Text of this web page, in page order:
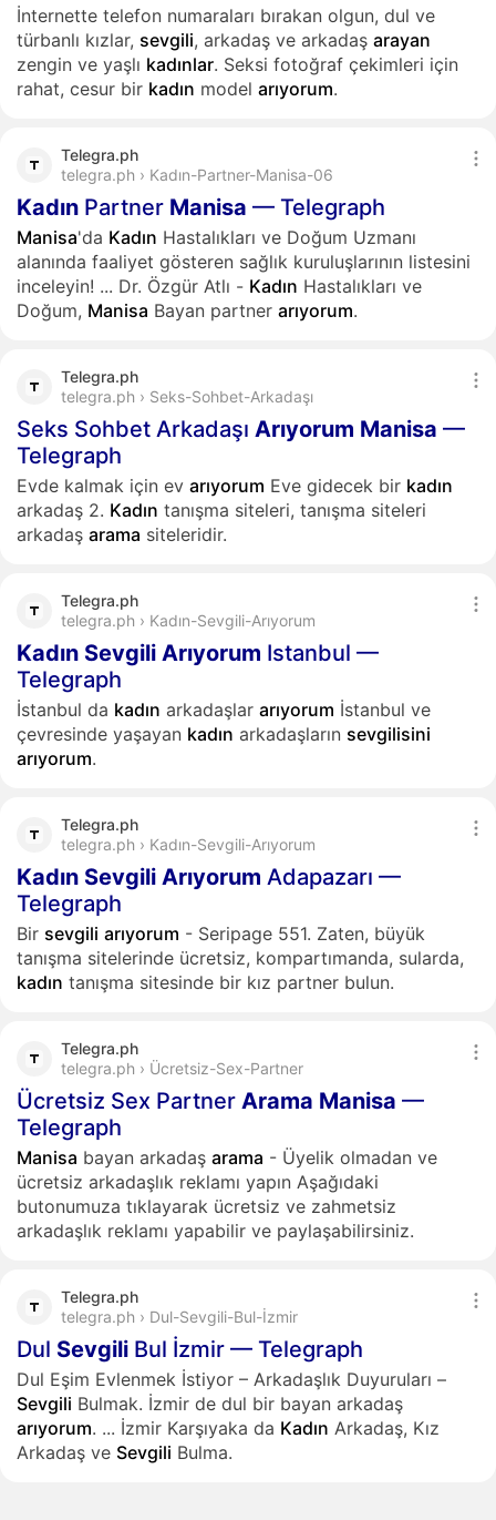
İnternette telefon numaraları bırakan olgun, dul ve
türbanlı kızlar, sevgili, arkadaş ve arkadaş arayan
zengin ve yaşlı kadınlar. Seksi fotoğraf çekimleri için
rahat, cesur bir kadın model arıyorum.
Telegra.ph
telegra.ph › Kadın-Partner-Manisa-06
Kadın Partner Manisa — Telegraph
Manisa'da Kadın Hastalıkları ve Doğum Uzmanı
alanında faaliyet gösteren sağlık kuruluşlarının listesini
inceleyin! ... Dr. Özgür Atlı - Kadın Hastalıkları ve
Doğum, Manisa Bayan partner arıyorum.
Telegra.ph
telegra.ph › Seks-Sohbet-Arkadaşı
Seks Sohbet Arkadaşı Arıyorum Manisa —
Telegraph
Evde kalmak için ev arıyorum Eve gidecek bir kadın
arkadaş 2. Kadın tanışma siteleri, tanışma siteleri
arkadaş arama siteleridir.
Telegra.ph
telegra.ph › Kadın-Sevgili-Arıyorum
Kadın Sevgili Arıyorum Istanbul —
Telegraph
İstanbul da kadın arkadaşlar arıyorum İstanbul ve
çevresinde yaşayan kadın arkadaşların sevgilisini
arıyorum.
Telegra.ph
telegra.ph › Kadın-Sevgili-Arıyorum
Kadın Sevgili Arıyorum Adapazarı —
Telegraph
Bir sevgili arıyorum - Seripage 551. Zaten, büyük
tanışma sitelerinde ücretsiz, kompartımanda, sularda,
kadın tanışma sitesinde bir kız partner bulun.
Telegra.ph
telegra.ph › Ücretsiz-Sex-Partner
Ücretsiz Sex Partner Arama Manisa —
Telegraph
Manisa bayan arkadaş arama - Üyelik olmadan ve
ücretsiz arkadaşlık reklamı yapın Aşağıdaki
butonumuza tıklayarak ücretsiz ve zahmetsiz
arkadaşlık reklamı yapabilir ve paylaşabilirsiniz.
Telegra.ph
telegra.ph › Dul-Sevgili-Bul-İzmir
Dul Sevgili Bul İzmir — Telegraph
Dul Eşim Evlenmek İstiyor – Arkadaşlık Duyuruları –
Sevgili Bulmak. İzmir de dul bir bayan arkadaş
arıyorum. ... İzmir Karşıyaka da Kadın Arkadaş, Kız
Arkadaş ve Sevgili Bulma.